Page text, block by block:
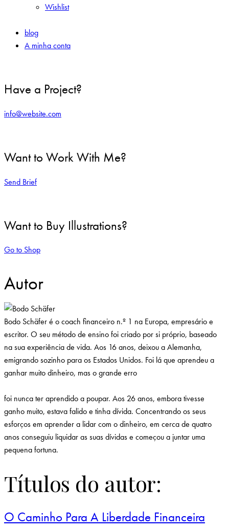
Wishlist
blog
A minha conta
Have a Project?
info@website.com
Want to Work With Me?
Send Brief
Want to Buy Illustrations?
Go to Shop
Autor
Bodo Schäfer é o coach financeiro n.º 1 na Europa, empresário e
escritor. O seu método de ensino foi criado por si próprio, baseado
na sua experiência de vida. Aos 16 anos, deixou a Alemanha,
emigrando sozinho para os Estados Unidos. Foi lá que aprendeu a
ganhar muito dinheiro, mas o grande erro
foi nunca ter aprendido a poupar. Aos 26 anos, embora tivesse
ganho muito, estava falido e tinha dívida. Concentrando os seus
esforços em aprender a lidar com o dinheiro, em cerca de quatro
anos conseguiu liquidar as suas dívidas e começou a juntar uma
pequena fortuna.
Títulos do autor:
O Caminho Para A Liberdade Financeira